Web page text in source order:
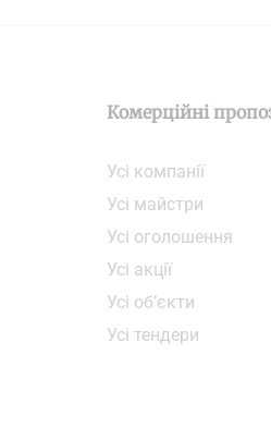
Комерційні
Усі компанії
Усі майстри
Усі оголошення
Усі акції
Усі об’єкти
Усі тендери